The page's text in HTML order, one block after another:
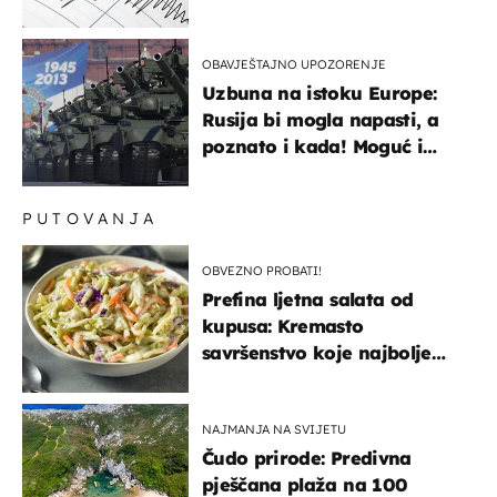
OBAVJEŠTAJNO UPOZORENJE
Uzbuna na istoku Europe:
Rusija bi mogla napasti, a
poznato i kada! Moguć i
PUTOVANJA
OBVEZNO PROBATI!
Prefina ljetna salata od
kupusa: Kremasto
savršenstvo koje najbolje
NAJMANJA NA SVIJETU
Čudo prirode: Predivna
pješčana plaža na 100